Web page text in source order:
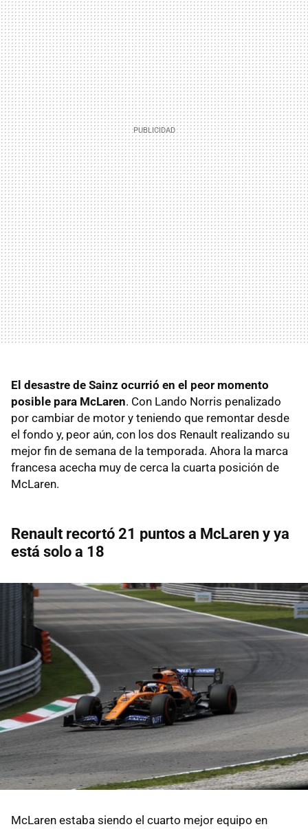
El desastre de Sainz ocurrió en el peor momento
posible para McLaren. Con Lando Norris penalizado
por cambiar de motor y teniendo que remontar desde
el fondo y, peor aún, con los dos Renault realizando su
mejor fin de semana de la temporada. Ahora la marca
francesa acecha muy de cerca la cuarta posición de
McLaren.
Renault recortó 21 puntos a McLaren y ya
está solo a 18
McLaren estaba siendo el cuarto mejor equipo en